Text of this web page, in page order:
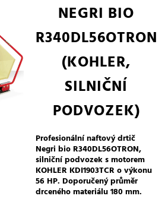
NEGRI BIO
R340DL56OTRON
(KOHLER,
SILNIČNÍ
PODVOZEK)
Profesionální naftový drtič
Negri bio R340DL56OTRON,
silniční podvozek s motorem
KOHLER KDI1903TCR o výkonu
56 HP. Doporučený průměr
drceného materiálu 180 mm.